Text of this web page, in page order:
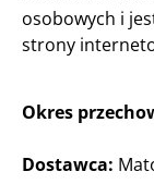
Informacja dla
osobowych i
strony
Okres
Dostawca: